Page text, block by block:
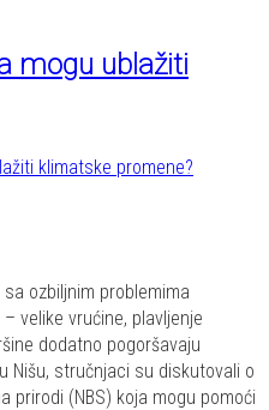
mogu ublažiti
ozbiljnim problemima
velike vrućine, plavljenje
dodatno pogoršavaju
Nišu, stručnjaci su diskutovali o
prirodi (NBS) koja mogu pomoći